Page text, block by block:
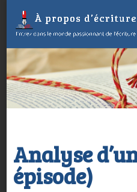
Analyse
épisode)